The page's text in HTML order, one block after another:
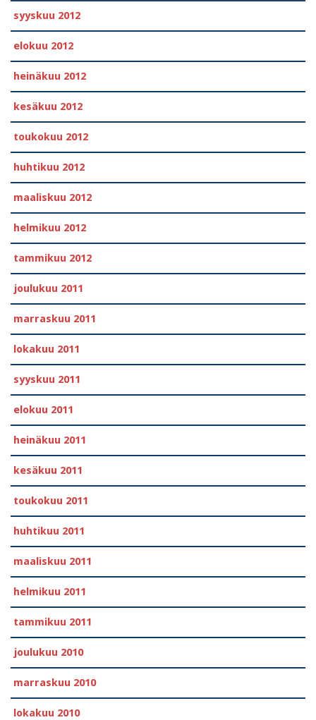
syyskuu 2012
elokuu 2012
heinäkuu 2012
kesäkuu 2012
toukokuu 2012
huhtikuu 2012
maaliskuu 2012
helmikuu 2012
tammikuu 2012
joulukuu 2011
marraskuu 2011
lokakuu 2011
syyskuu 2011
elokuu 2011
heinäkuu 2011
kesäkuu 2011
toukokuu 2011
huhtikuu 2011
maaliskuu 2011
helmikuu 2011
tammikuu 2011
joulukuu 2010
marraskuu 2010
lokakuu 2010